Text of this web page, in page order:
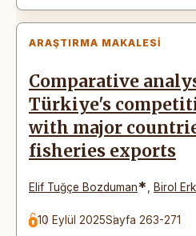
ARAŞTIRMA MAKALESI
Comparative
Türkiye's
with major
fisheries exports
Elif Tuğçe Bozduman* Birol
10 Eylül 2025Sayfa 263-271